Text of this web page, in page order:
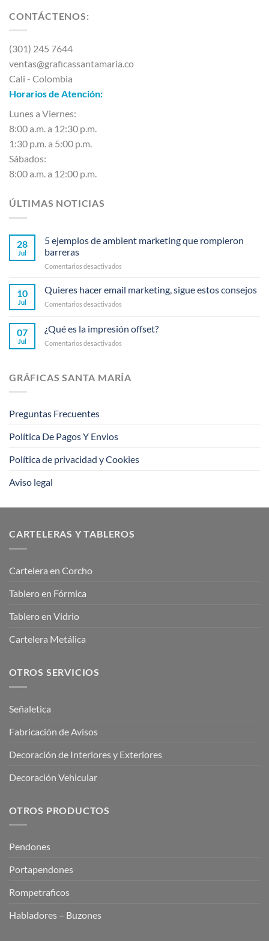
CONTÁCTENOS:
(301) 245 7644
ventas@graficassantamaria.co
Cali - Colombia
Horarios de Atención:
Lunes a Viernes:
8:00 a.m. a 12:30 p.m.
1:30 p.m. a 5:00 p.m.
Sábados:
8:00 a.m. a 12:00 p.m.
ÚLTIMAS NOTICIAS
28
Jul
5 ejemplos de ambient marketing que rompieron
barreras
Comentarios desactivados
ejemplos
de
ambient
que
barreras
10
Jul
Quieres hacer email marketing, sigue estos consejos
Comentarios desactivados
email
marketing,
consejos
07
Jul
¿Qué es la impresión offset?
Comentarios desactivados
la
impresión
GRÁFICAS SANTA MARÍA
Preguntas Frecuentes
Política De Pagos Y Envios
Política de privacidad y Cookies
Aviso legal
CARTELERAS Y TABLEROS
Cartelera en Corcho
Tablero en Fórmica
Tablero en Vidrio
Cartelera Metálica
OTROS SERVICIOS
Señaletica
Fabricación de Avisos
Decoración de Interiores y Exteriores
Decoración Vehicular
OTROS PRODUCTOS
Pendones
Portapendones
Rompetraficos
Habladores – Buzones